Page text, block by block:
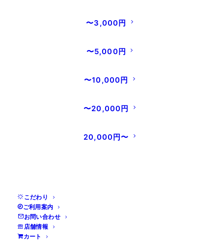
〜3,000円
〜5,000円
〜10,000円
〜20,000円
20,000円〜
こだわり
ご利用案内
お問い合わせ
店舗情報
カート
INFORMATION
【重要】価格改定および手提げ袋有料化のお知ら
せ
2025年7月1日